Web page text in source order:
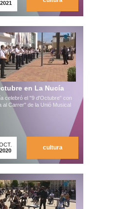
2021
en La Nucía
celebró el "9 d'Octubre" con
al Carrer" de la Unió Musical
2020
cultura